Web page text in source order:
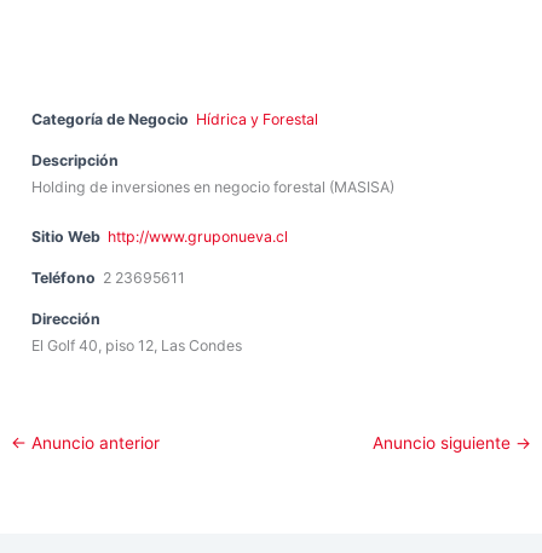
Categoría de Negocio Hídrica y Forestal
Descripción
Holding de inversiones en negocio forestal (MASISA)
Sitio Web http://www.gruponueva.cl
Teléfono 2 23695611
Dirección
El Golf 40, piso 12, Las Condes
← Anuncio anterior Anuncio siguiente →